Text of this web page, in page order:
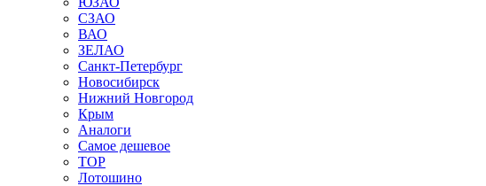
СЗАО
ВАО
ЗЕЛАО
Санкт-Петербург
Новосибирск
Нижний Новгород
Крым
Аналоги
Самое дешевое
TOP
Лотошино